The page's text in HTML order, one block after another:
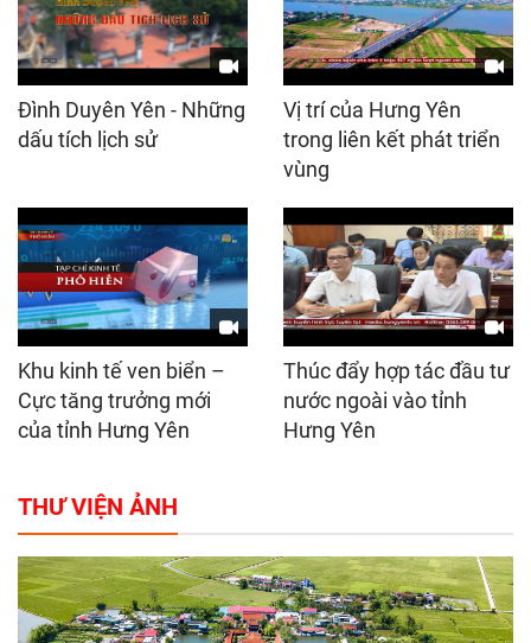
Đình Duyên Yên - Những
dấu tích lịch sử
Vị trí của Hưng Yên
trong liên kết phát triển
vùng
Khu kinh tế ven biển –
Cực tăng trưởng mới
của tỉnh Hưng Yên
Thúc đẩy hợp tác đầu tư
nước ngoài vào tỉnh
Hưng Yên
THƯ VIỆN ẢNH